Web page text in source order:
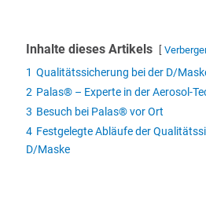
Inhalte dieses Artikels
1 Qualitätssicherung bei der D/
2 Palas® – Experte in der Aerosol-
3 Besuch bei Palas® vor Ort
4 Festgelegte Abläufe der
D/Maske